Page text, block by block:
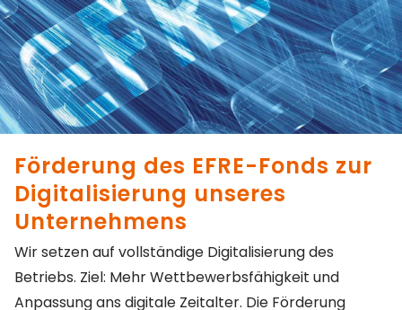
Förderung des EFRE-Fonds zur
Digitalisierung unseres
Unternehmens
Wir setzen auf vollständige Digitalisierung des
Betriebs. Ziel: Mehr Wettbewerbsfähigkeit und
Anpassung ans digitale Zeitalter. Die Förderung